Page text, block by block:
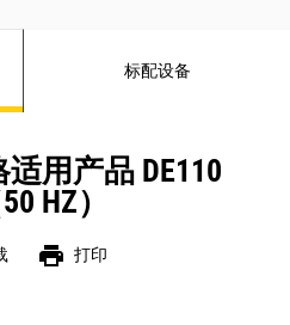
标配设备
用产品 DE110
HZ）
print 打印